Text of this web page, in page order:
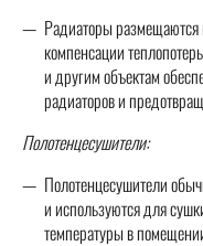
Радиаторы
компенсации
и другим объектам
радиаторов и
Полотенцесушители:
Полотенцесушители
и используются для
температуры в